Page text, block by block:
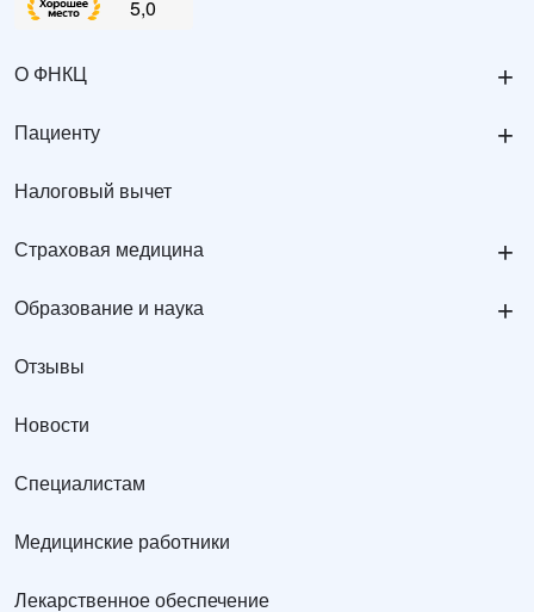
О ФНКЦ +
Пациенту +
Налоговый вычет
Страховая медицина +
Образование и наука +
Отзывы
Новости
Специалистам
Медицинские работники
Лекарственное обеспечение